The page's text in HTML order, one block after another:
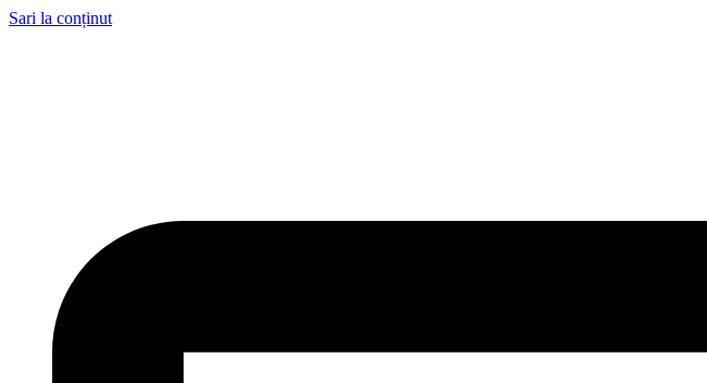
Sari la conținut